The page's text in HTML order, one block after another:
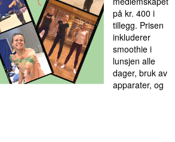
på kr. 400 i
tillegg. Prisen
inkluderer
smoothie i
lunsjen alle
dager, bruk av
apparater, og